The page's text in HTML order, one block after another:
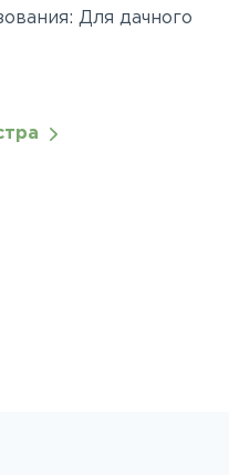
Для дачного